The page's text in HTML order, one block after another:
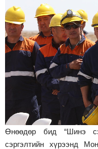
Өнөөдөр бид “Шинэ
сэргэлтийн хүрээнд